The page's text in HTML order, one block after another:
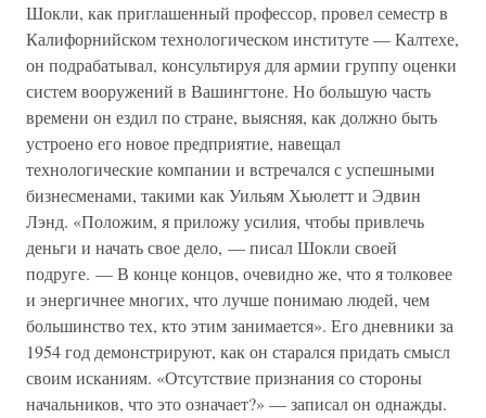
Шокли, как приглашенный профессор, провел семестр в
Калифорнийском технологическом институте — Калтехе,
он подрабатывал, консультируя для армии группу оценки
систем вооружений в Вашингтоне. Но большую часть
времени он ездил по стране, выясняя, как должно быть
устроено его новое предприятие, навещал
технологические компании и встречался с успешными
бизнесменами, такими как Уильям Хьюлетт и Эдвин
Лэнд. «Положим, я приложу усилия, чтобы привлечь
деньги и начать свое дело, — писал Шокли своей
подруге. — В конце концов, очевидно же, что я толковее
и энергичнее многих, что лучше понимаю людей, чем
большинство тех, кто этим занимается». Его дневники за
1954 год демонстрируют, как он старался придать смысл
своим исканиям. «Отсутствие признания со стороны
начальников, что это означает?» — записал он однажды.